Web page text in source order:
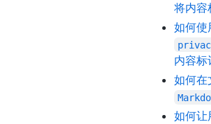
将内容
如何使
内容标
如何在
如何让